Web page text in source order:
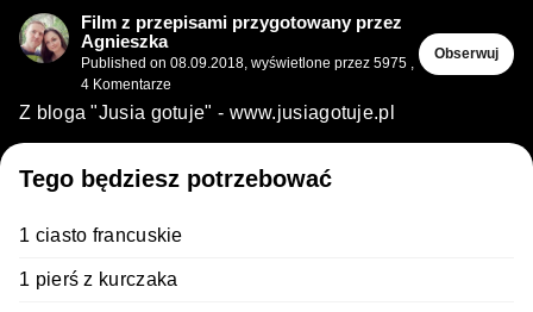
Film z przepisami przygotowany przez
Agnieszka
Published on 08.09.2018, wyświetlone przez 5975 ,
4 Komentarze
Obserwuj
Z bloga "Jusia gotuje" - www.jusiagotuje.pl
Tego będziesz potrzebować
1 ciasto francuskie
1 pierś z kurczaka